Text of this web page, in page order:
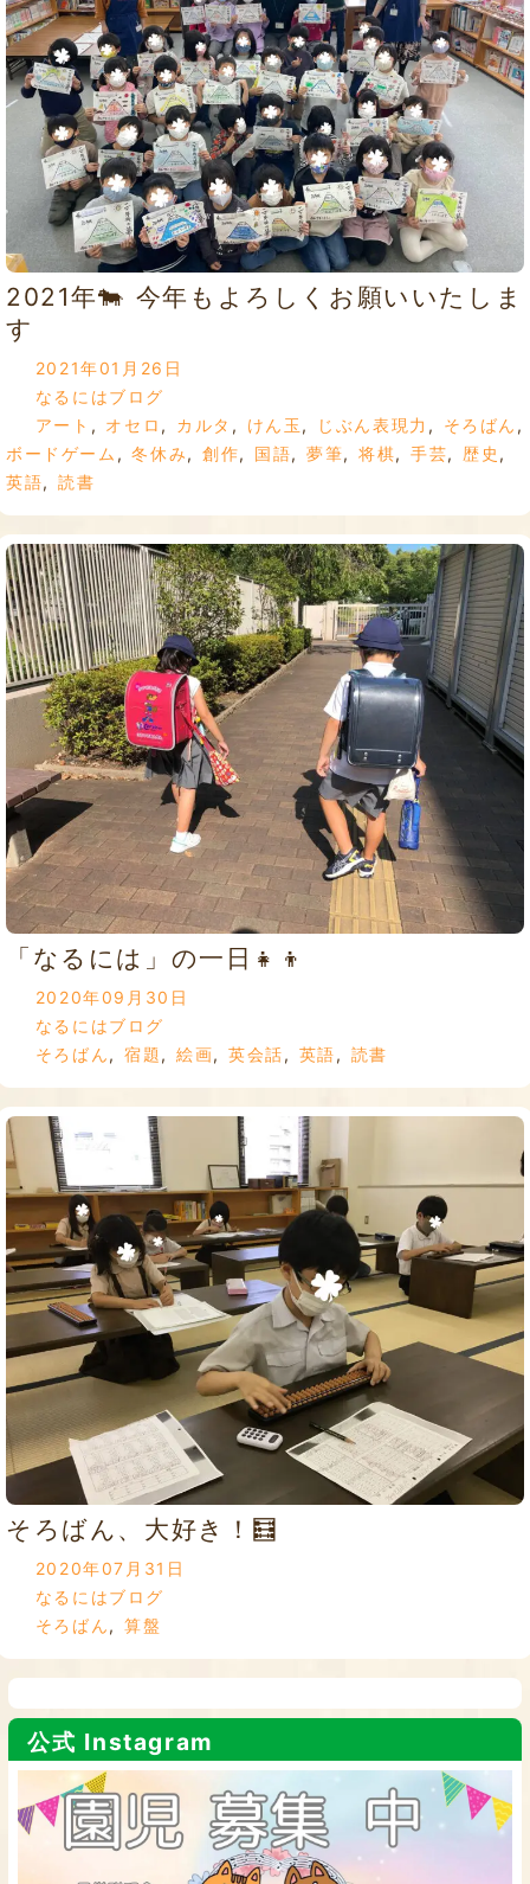
2021年🐄 今年もよろしくお願いいたしま
す
2021年01月26日
なるにはブログ
アート , オセロ , カルタ , けん玉 , じぶん表現力 , そろばん ,
ボードゲーム ,冬休み,創作, 国語,夢筆,将棋,手芸, 歴史 ,
英語,読書
「なるには」の一日👧👦
2020年09月30日
なるにはブログ
そろばん, 宿題, 絵画, 英会話, 英語, 読書
そろばん、大好き！🧮
2020年07月31日
なるにはブログ
そろばん, 算盤
公式 Instagram